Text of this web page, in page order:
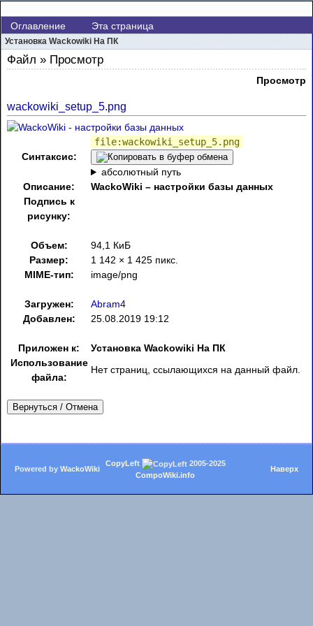
Оглавление Эта страница
Установка Wackowiki На ПК
Файл » Просмотр
Просмотр
wackowiki_setup_5.png
Синтаксис:
file:wackowiki_setup_5.png
абсолютный путь
Описание:
WackoWiki – настройки базы данных
Подпись к
рисунку:
Объем:
94,1 КиБ
Размер:
1 142 × 1 425 пикс.
MIME-тип:
image/png
Загружен:
Abram4
Добавлен:
25.08.2019 19:12
Приложен к:
Установка Wackowiki На ПК
Использование
файла:
Нет страниц, ссылающихся на данный файл.
Вернуться / Отмена
Powered by WackoWiki
CopyLeft
2005-2025
CompoWiki.info
Наверх